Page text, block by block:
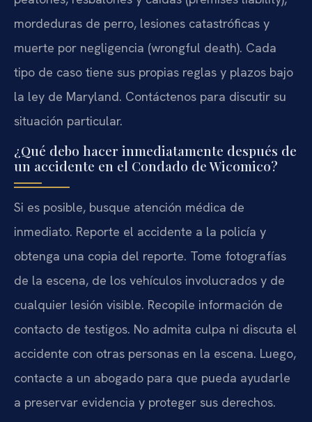
mordeduras de perro, lesiones catastróficas y
muerte por negligencia (wrongful death). Cada
tipo de caso tiene sus propias reglas y plazos bajo
la ley de Maryland. Contáctenos para discutir su
situación particular.
¿Qué debo hacer inmediatamente después de
un accidente en el Condado de Wicomico?
Si es posible, busque atención médica de
inmediato. Reporte el accidente a la policía y
obtenga una copia del reporte. Tome fotografías
de la escena, de los vehículos involucrados y de
cualquier lesión visible. Recopile información de
contacto de testigos. No admita culpa ni discuta el
accidente con otras personas en la escena. Luego,
contacte a un abogado para que pueda ayudarle
a preservar evidencia y proteger sus derechos.